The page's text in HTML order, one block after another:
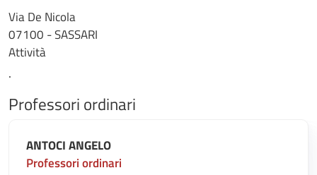
Via De Nicola
07100 - SASSARI
Attività
.
Professori ordinari
ANTOCI ANGELO
Professori ordinari